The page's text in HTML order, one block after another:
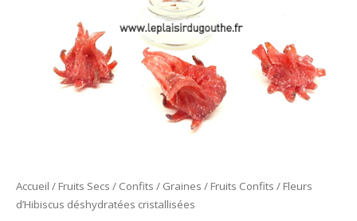
Accueil / Fruits Secs / Confits / Graines / Fruits Confits / Fleurs
d’Hibiscus déshydratées cristallisées